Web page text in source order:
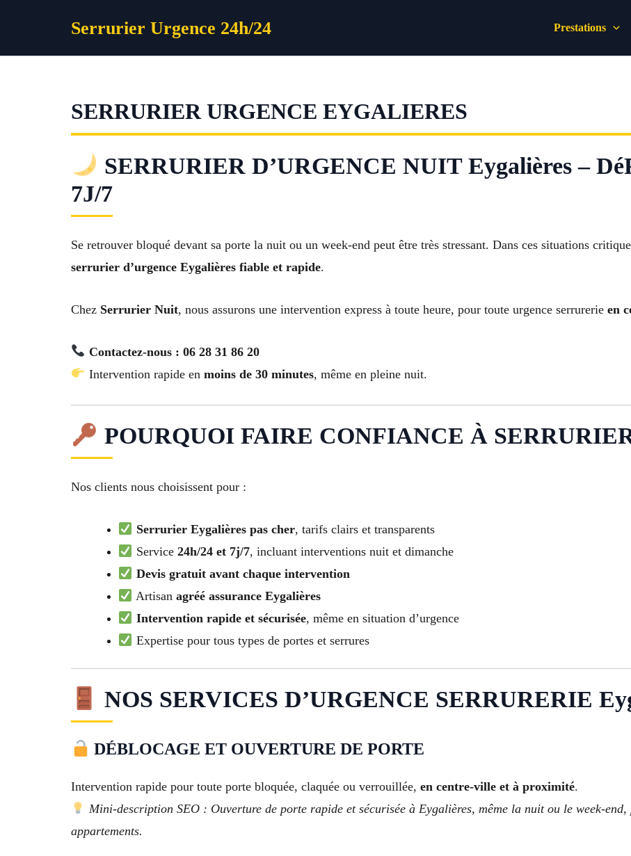
Serrurier Urgence 24h/24 Prestations
SERRURIER URGENCE EYGALIERES
SERRURIER D’URGENCE NUIT Eygalières –
7J/7
Se retrouver bloqué devant sa porte la nuit ou un week-end peut être très stressant. Dans ces situations
serrurier d’urgence Eygalières fiable et rapide.
Chez Serrurier Nuit, nous assurons une intervention express à toute heure, pour toute urgence serrurerie en
Contactez-nous : 06 28 31 86 20
Intervention rapide en moins de 30 minutes, même en pleine nuit.
POURQUOI FAIRE CONFIANCE À
Nos clients nous choisissent pour :
Serrurier Eygalières pas cher, tarifs clairs et transparents
Service 24h/24 et 7j/7, incluant interventions nuit et dimanche
Devis gratuit avant chaque intervention
Artisan agréé assurance Eygalières
Intervention rapide et sécurisée, même en situation d’urgence
Expertise pour tous types de portes et serrures
NOS SERVICES D’URGENCE SERRURERIE
DÉBLOCAGE ET OUVERTURE DE PORTE
Intervention rapide pour toute porte bloquée, claquée ou verrouillée, en centre-ville et à proximité.
Mini-description SEO : Ouverture de porte rapide et sécurisée à Eygalières, même la nuit ou le week-
appartements.